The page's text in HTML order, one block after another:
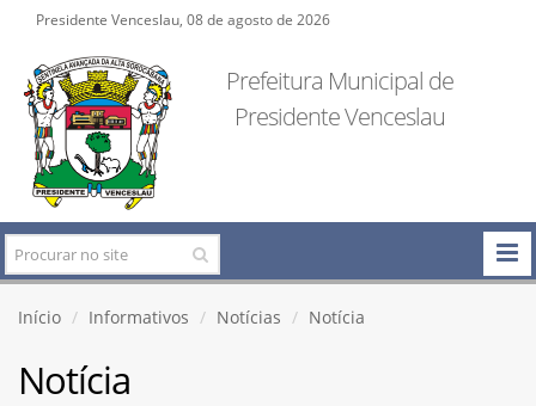
Presidente Venceslau, 08 de agosto de 2026
Prefeitura Municipal de
Presidente Venceslau
Início Informativos Notícias Notícia
Notícia